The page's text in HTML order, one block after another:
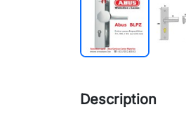
Description